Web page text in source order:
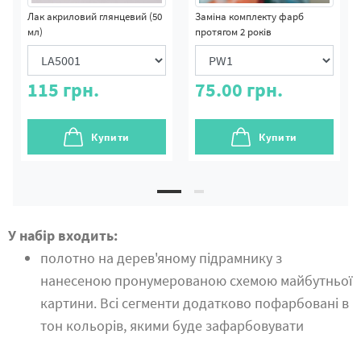
Лак акриловий глянцевий (50
мл)
115 грн.
Купити
Заміна комплекту фарб
протягом 2 років
75.00 грн.
Купити
У набір входить:
полотно на дерев'яному підрамнику з
нанесеною пронумерованою схемою майбутньої
картини. Всі сегменти додатково пофарбовані в
тон кольорів, якими буде зафарбовувати